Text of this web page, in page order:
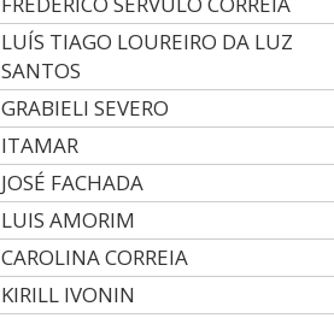
LUÍS TIAGO LOUREIRO DA LUZ
SANTOS
GRABIELI SEVERO
ITAMAR
JOSÉ FACHADA
LUIS AMORIM
CAROLINA CORREIA
KIRILL IVONIN